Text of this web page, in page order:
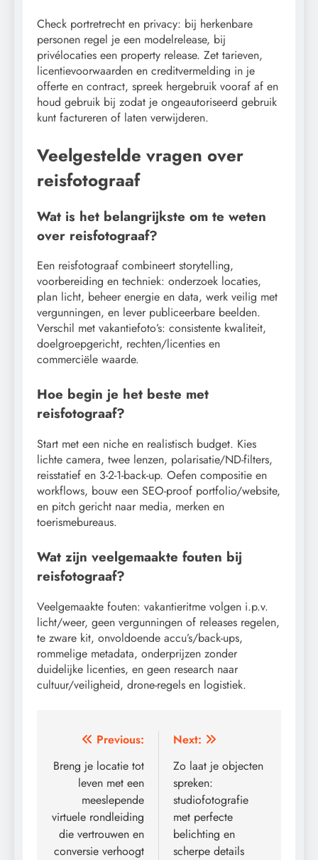
Check portretrecht en privacy: bij herkenbare
personen regel je een modelrelease, bij
privélocaties een property release. Zet tarieven,
licentievoorwaarden en creditvermelding in je
offerte en contract, spreek hergebruik vooraf af en
houd gebruik bij zodat je ongeautoriseerd gebruik
kunt factureren of laten verwijderen.
Veelgestelde vragen over
reisfotograaf
Wat is het belangrijkste om te weten
over reisfotograaf?
Een reisfotograaf combineert storytelling,
voorbereiding en techniek: onderzoek locaties,
plan licht, beheer energie en data, werk veilig met
vergunningen, en lever publiceerbare beelden.
Verschil met vakantiefoto’s: consistente kwaliteit,
doelgroepgericht, rechten/licenties en
commerciële waarde.
Hoe begin je het beste met
reisfotograaf?
Start met een niche en realistisch budget. Kies
lichte camera, twee lenzen, polarisatie/ND-filters,
reisstatief en 3-2-1-back-up. Oefen compositie en
workflows, bouw een SEO-proof portfolio/website,
en pitch gericht naar media, merken en
toerismebureaus.
Wat zijn veelgemaakte fouten bij
reisfotograaf?
Veelgemaakte fouten: vakantieritme volgen i.p.v.
licht/weer, geen vergunningen of releases regelen,
te zware kit, onvoldoende accu’s/back-ups,
rommelige metadata, onderprijzen zonder
duidelijke licenties, en geen research naar
cultuur/veiligheid, drone-regels en logistiek.
Post
navigation
Previous:
Breng je locatie tot
leven met een
meeslepende
virtuele rondleiding
die vertrouwen en
conversie verhoogt
Next:
Zo laat je objecten
spreken:
studiofotografie
met perfecte
belichting en
scherpe details